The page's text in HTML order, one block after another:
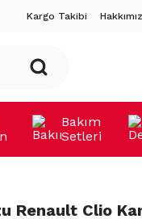
Kargo Takibi
Bakım
Setleri
Renault Clio